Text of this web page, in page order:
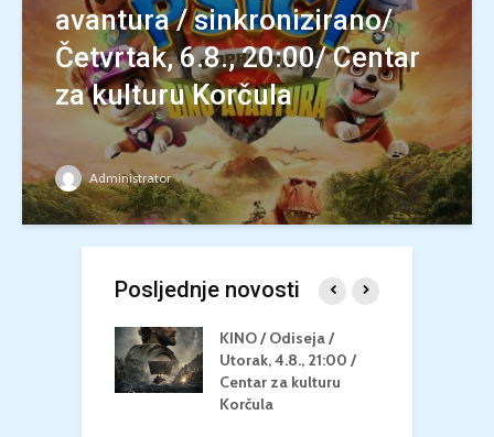
avantura / sinkronizirano/
Četvrtak, 6.8., 20:00/ Centar
za kulturu Korčula
Administrator
Posljednje novosti
KINO / Odiseja /
Utorak, 4.8., 21:00 /
Centar za kulturu
Korčula